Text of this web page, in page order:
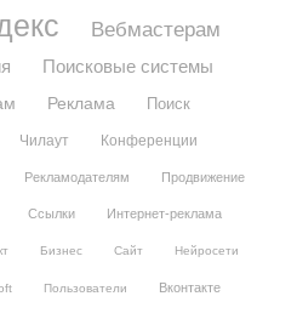
Вебмастерам
Поисковые системы
Реклама
Поиск
Чилаут Конференции
Рекламодателям Продвижение
Ссылки Интернет-реклама
Бизнес Сайт Нейросети
Пользователи Вконтакте